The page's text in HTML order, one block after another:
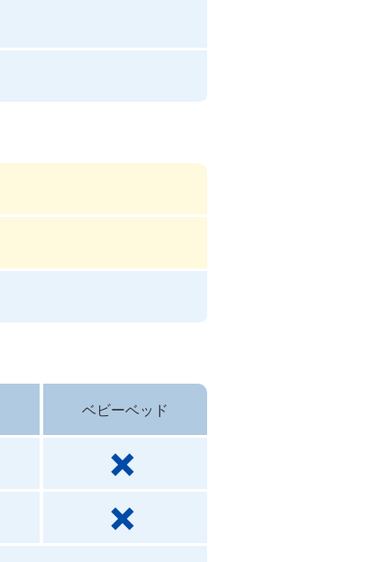
ベビーベッド